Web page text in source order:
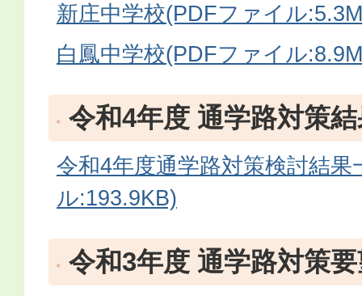
新庄中学校(PDFファイル
白鳳中学校(PDFファイル
令和4年度 通学路対策
令和4年度通学路対策検討結
ル:193.9KB)
令和3年度 通学路対策